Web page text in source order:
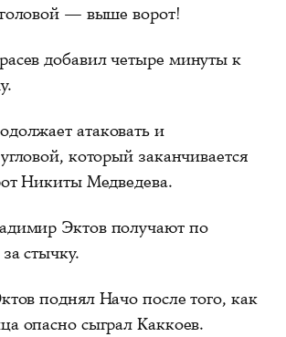
— выше ворот!
добавил четыре минуты к
атаковать и
который заканчивается
Никиты Медведева.
Эктов получают по
стычку.
поднял Начо после того, как
опасно сыграл Каккоев.